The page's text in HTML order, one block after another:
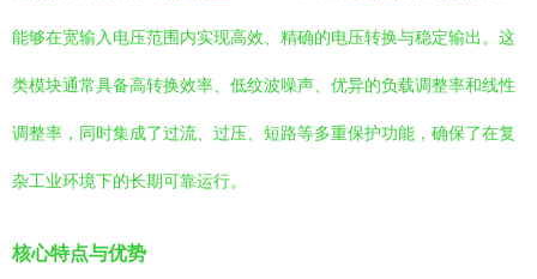
能够在宽输入电压范围内实现高效、精确的电压转换与稳定输出。这
类模块通常具备高转换效率、低纹波噪声、优异的负载调整率和线性
调整率，同时集成了过流、过压、短路等多重保护功能，确保了在复
杂工业环境下的长期可靠运行。
核心特点与优势